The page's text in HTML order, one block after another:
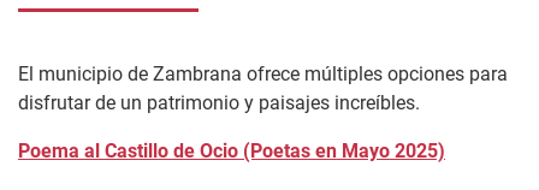
El municipio de Zambrana ofrece múltiples opciones para
disfrutar de un patrimonio y paisajes increíbles.
Poema al Castillo de Ocio (Poetas en Mayo 2025)